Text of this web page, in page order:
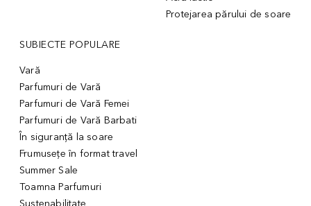
Protejarea părului de soare
SUBIECTE POPULARE
Vară
Parfumuri de Vară
Parfumuri de Vară Femei
Parfumuri de Vară Barbati
În siguranță la soare
Frumusețe în format travel
Summer Sale
Toamna Parfumuri
Sustenabilitate